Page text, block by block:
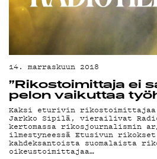
PODCAST
MAINOSTA
G LIVELAB
YSTÄVÄKLUBI
TIETOSUOJA
14. marraskuun 2018
”Rikostoimittaja ei
pelon vaikuttaa
Kaksi eturivin
Jarkko Sipilä, vierailivat
kertomassa rikosjournalismin
ilmestyneessä Etusivun
kahdeksantoista suomalaista
oikeustoimittajaa…